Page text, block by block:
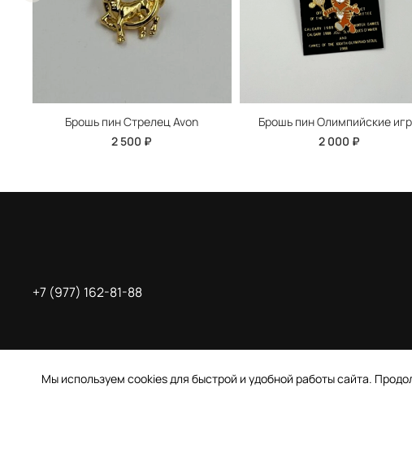
Брошь пин Стрелец Avon
2 500 ₽
Брошь пин Олимпийские
2 000 ₽
+7 (977) 162-81-88
Мы используем cookies для быстрой и удобной работы сайта.